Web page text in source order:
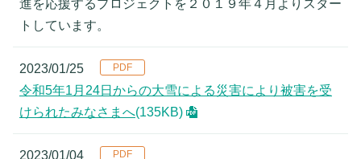
進を応援するプロジェクトを２０１９年４月よりスター
トしています。
2023/01/25
令和5年1月24日からの大雪による災害により被害を受
けられたみなさまへ(135KB)
2023/01/04